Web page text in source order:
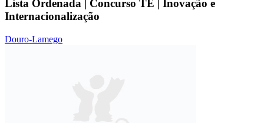
Lista Ordenada | Concurso TE | Inovação e
Internacionalização
Douro-Lamego